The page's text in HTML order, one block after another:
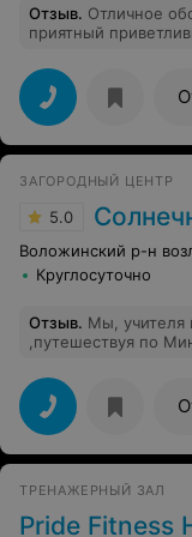
кинотеатре. Ну что
меня 8 из 10. О
Отзыв. Отличное
приятный
предложения.
ЗАГОРОДНЫЙ ЦЕНТР
5.0
Воложинский р-н
Круглосуточно
Отзыв. Мы, учителя
,путешествуя по
Солнечном". Нам
условия проживания, праздничный ужин,
гостеприимство
замечательными.
пожелания и
Вкусная и
повар Татьяна
ТРЕНАЖЕРНЫЙ ЗАЛ
Pride Fitness